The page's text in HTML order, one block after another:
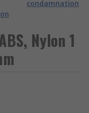
condamnation
Nylon 1